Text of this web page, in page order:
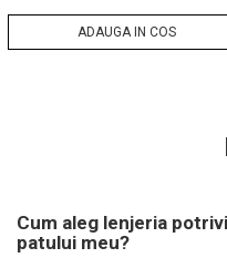
ADAUGA IN COS
Cum aleg lenjeria
patului meu?